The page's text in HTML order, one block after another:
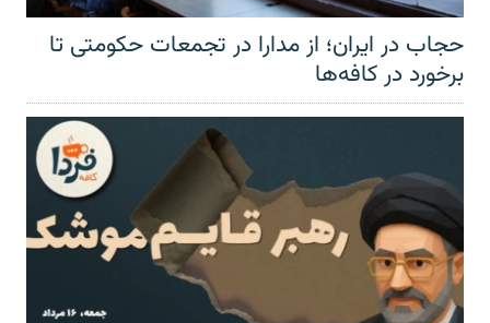
حجاب در ایران؛ از مدارا در تجمعات حکومتی تا
برخورد در کافه‌ها